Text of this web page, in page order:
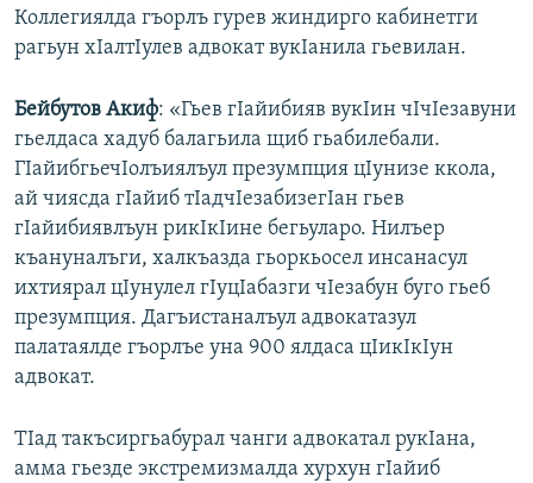
Коллегиялда гъорлъ гурев жиндирго кабинетги
рагьун хIалтIулев адвокат вукIанила гьевилан.
Бейбутов Акиф: «Гьев гIайибияв вукIин чIчIезавуни
гьелдаса хадуб балагьила щиб гьабилебали.
ГIайибгьечIолъиялъул презумпция цIунизе ккола,
ай чиясда гIайиб тIадчIезабизегIан гьев
гIайибиявлъун рикIкIине бегьуларо. Нилъер
къануналъги, халкъазда гьоркьосел инсанасул
ихтиярал цIунулел гIуцIабазги чIезабун буго гьеб
презумпция. Дагъистаналъул адвокатазул
палатаялде гъорлъе уна 900 ялдаса цIикIкIун
адвокат.
ТIад такъсиргьабурал чанги адвокатал рукIана,
амма гьезде экстремизмалда хурхун гIайиб